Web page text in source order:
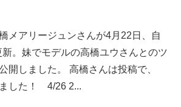
メアリージュンさんが4月22日、自
。妹でモデルの高橋ユウさんとのツ
開しました。 高橋さんは投稿で、
ました！ 4/26 2...